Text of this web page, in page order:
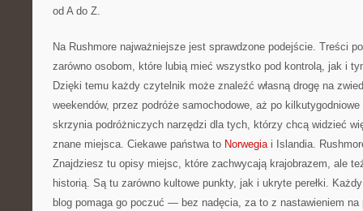
od A do Z.
Na Rushmore najważniejsze jest sprawdzone podejście. Treści
zarówno osobom, które lubią mieć wszystko pod kontrolą, jak i
Dzięki temu każdy czytelnik może znaleźć własną drogę na
weekendów, przez podróże samochodowe, aż po
skrzynia podróżniczych narzędzi dla tych, którzy chcą widzieć
znane miejsca. Ciekawe państwa to Norwegiai Islandia.
Znajdziesz tu opisy miejsc, które zachwycają krajobrazem, ale
historią. Są tu zarówno kultowe punkty, jak i ukryte perełki.
blog pomaga go poczuć — bez nadęcia, za to z nastawieniem na